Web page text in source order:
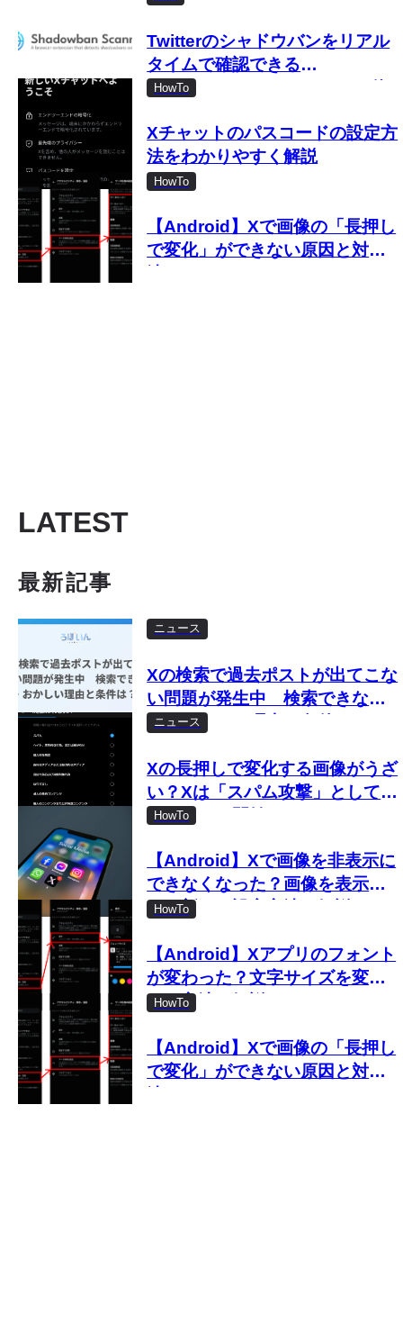
Twitterのシャドウバンをリアル
タイムで確認できる
「Shadowban Scanner」の使
HowTo
Xチャットのパスコードの設定方
法をわかりやすく解説
HowTo
【Android】Xで画像の「長押し
で変化」ができない原因と対処
LATEST
最新記事
ニュース
Xの検索で過去ポストが出てこな
い問題が発生中 検索できな
い・おかしい理由と条件は？
ニュース
Xの長押しで変化する画像がうざ
い？Xは「スパム攻撃」として取
り締まりを開始
HowTo
【Android】Xで画像を非表示に
できなくなった？画像を表示し
ない新しい設定方法を解説
HowTo
【Android】Xアプリのフォント
が変わった？文字サイズを変更
する方法を解説
HowTo
【Android】Xで画像の「長押し
で変化」ができない原因と対処